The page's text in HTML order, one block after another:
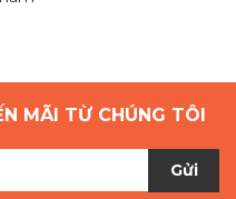
MÃI TỪ CHÚNG TÔI
Gửi